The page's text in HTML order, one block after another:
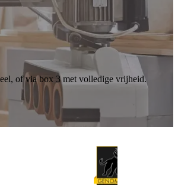
of via box 3 met volledige vrijheid.